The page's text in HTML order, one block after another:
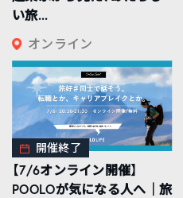
い旅...
オンライン
開催終了
【7/6オンライン開催】
POOLOが気になる人へ｜旅